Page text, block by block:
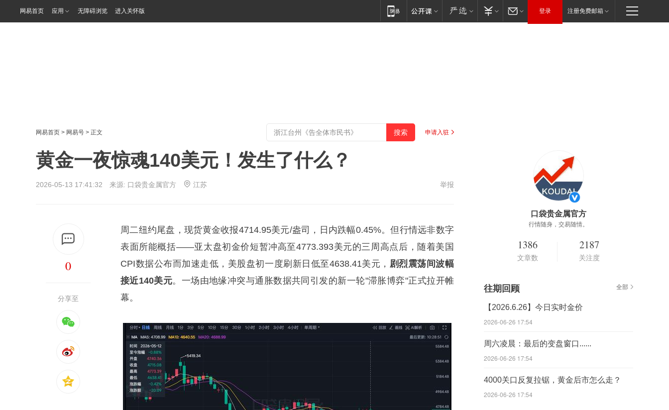
网易首页 应用 无障碍浏览 进入关怀版 登录 注册免费邮箱
网易首页 > 网易号 > 正文 申请入驻
黄金一夜惊魂140美元！发生了什么？
2026-05-13 17:41:32 来源: 口袋贵金属官方 江苏 举报
0
分享至
周二纽约尾盘，现货黄金收报4714.95美元/盎司，日内跌幅0.45%。但行情远非数字
表面所能概括——亚太盘初金价短暂冲高至4773.393美元的三周高点后，随着美国
CPI数据公布而加速走低，美股盘初一度刷新日低至4638.41美元， 剧烈震荡间波幅
接近140美元。一场由地缘冲突与通胀数据共同引发的新一轮"滞胀博弈"正式拉开帷
幕。
口袋贵金属官方
行情随身，交易随情。
1386
文章数
2187
关注度
往期回顾 全部
【2026.6.26】今日实时金价
2026-06-26 17:54
周六凌晨：最后的变盘窗口......
2026-06-26 17:54
4000关口反复拉锯，黄金后市怎么走？
2026-06-26 17:54